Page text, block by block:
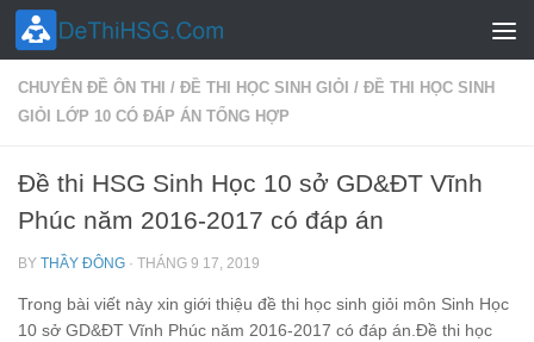
Skip to content
CHUYÊN ĐỀ ÔN THI / ĐỀ THI HỌC SINH GIỎI / ĐỀ THI HỌC SINH
GIỎI LỚP 10 CÓ ĐÁP ÁN TỔNG HỢP
Đề thi HSG Sinh Học 10 sở GD&ĐT Vĩnh
Phúc năm 2016-2017 có đáp án
BY THẦY ĐÔNG · THÁNG 9 17, 2019
Trong bài viết này xin giới thiệu đề thi học sinh giỏi môn Sinh Học
10 sở GD&ĐT Vĩnh Phúc năm 2016-2017 có đáp án.Đề thi học